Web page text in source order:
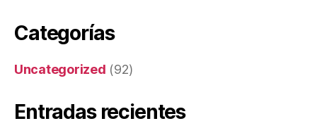
Categorías
Uncategorized (92)
Entradas recientes